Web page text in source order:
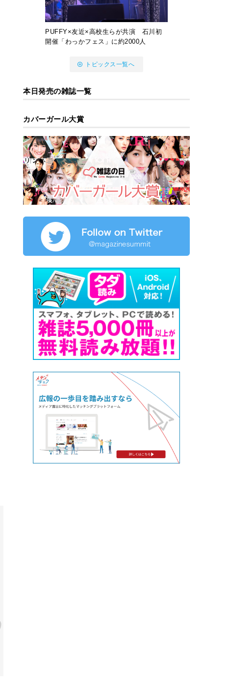
PUFFY×友近×高校生らが共演 石川初
開催「わっかフェス」に約2000人
トピックス一覧へ
本日発売の雑誌一覧
カバーガール大賞